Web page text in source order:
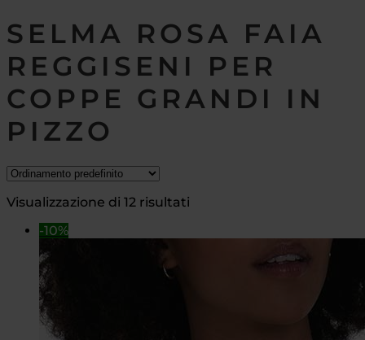
SELMA ROSA FAIA
REGGISENI PER
COPPE GRANDI IN
PIZZO
Visualizzazione di 12 risultati
-10%